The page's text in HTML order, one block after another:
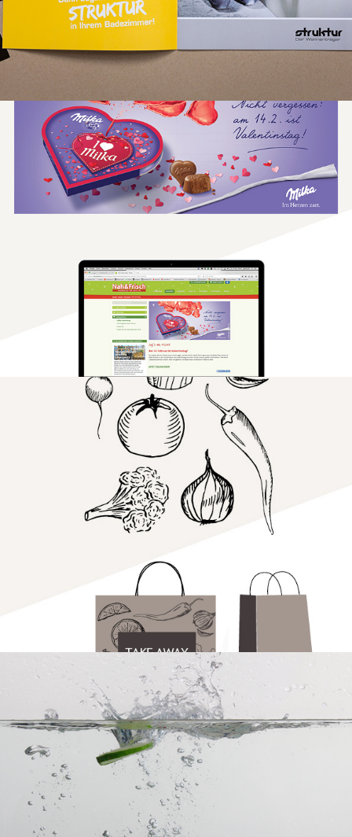
Corporate Design
Restaurant Anton
Fotografie